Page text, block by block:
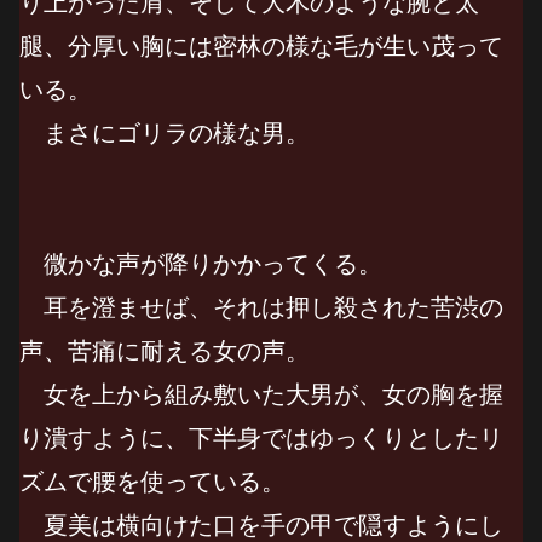
腿、分厚い胸には密林の様な毛が生い茂って
いる。
まさにゴリラの様な男。
微かな声が降りかかってくる。
耳を澄ませば、それは押し殺された苦渋の
声、苦痛に耐える女の声。
女を上から組み敷いた大男が、女の胸を握
り潰すように、下半身ではゆっくりとしたリ
ズムで腰を使っている。
夏美は横向けた口を手の甲で隠すようにし